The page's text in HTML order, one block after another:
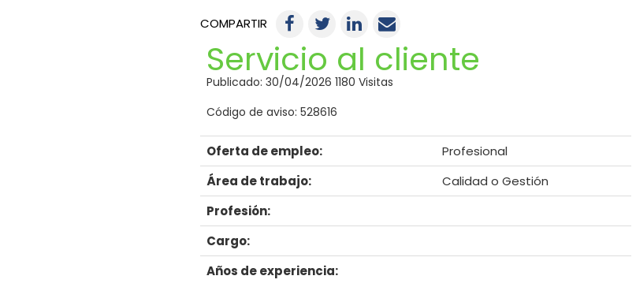
COMPARTIR
Servicio al cliente
Publicado: 30/04/2026 1180 Visitas
Código de aviso: 528616
Oferta de empleo:
Profesional
Área de trabajo:
Calidad o Gestión
Profesión:
Cargo:
Años de experiencia: